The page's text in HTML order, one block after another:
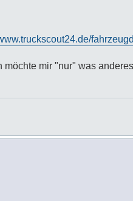
mir "nur" was